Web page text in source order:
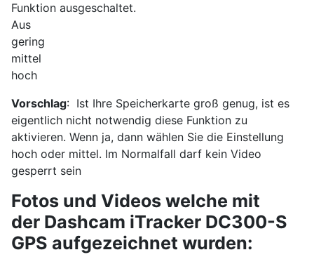
Funktion ausgeschaltet.
Aus
gering
mittel
hoch
Vorschlag: Ist Ihre Speicherkarte groß genug, ist es
eigentlich nicht notwendig diese Funktion zu
aktivieren. Wenn ja, dann wählen Sie die Einstellung
hoch oder mittel. Im Normalfall darf kein Video
gesperrt sein
Fotos und Videos welche mit
der Dashcam iTracker DC300-S
GPS aufgezeichnet wurden: